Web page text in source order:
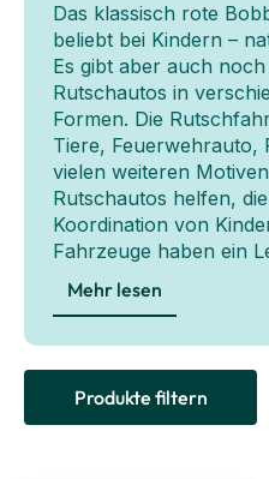
Das klassisch rote
beliebt bei Kindern –
Es gibt aber auch
Rutschautos in
Formen. Die
Tiere, Feuerwehrauto,
vielen weiteren
Rutschautos helfen,
Koordination von
Fahrzeuge haben ein
und eine bequeme
und große Kinder
Mehr lesen
Produkte filtern